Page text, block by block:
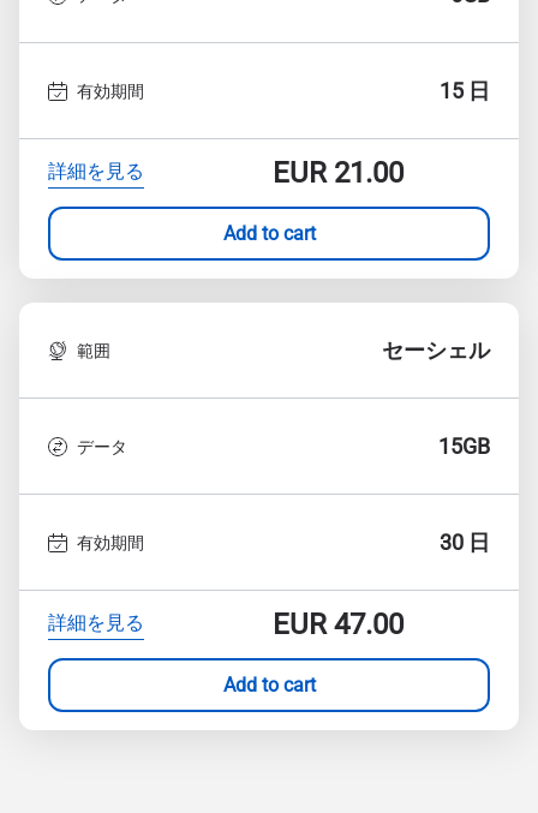
有効期間 15 日
詳細を見る EUR21.00
Add to cart
範囲 セーシェル
データ 15GB
有効期間 30 日
詳細を見る EUR47.00
Add to cart